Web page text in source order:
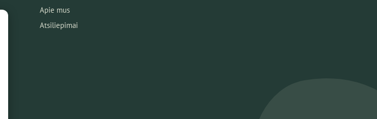
Apie mus
Atsiliepimai